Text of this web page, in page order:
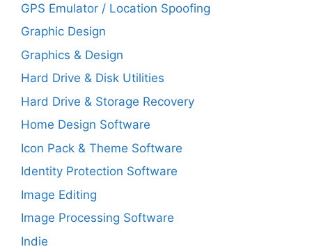
GPS Emulator / Location Spoofing
Graphic Design
Graphics & Design
Hard Drive & Disk Utilities
Hard Drive & Storage Recovery
Home Design Software
Icon Pack & Theme Software
Identity Protection Software
Image Editing
Image Processing Software
Indie